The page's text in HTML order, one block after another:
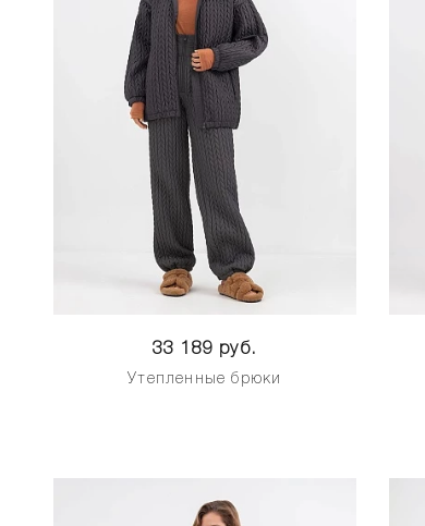
33 189 руб.
Утепленные брюки